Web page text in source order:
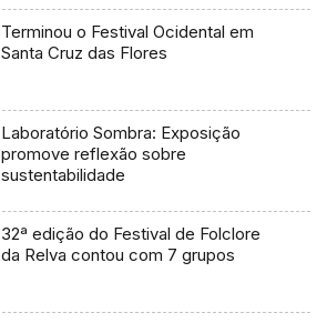
Terminou o Festival Ocidental em
Santa Cruz das Flores
Laboratório Sombra: Exposição
promove reflexão sobre
sustentabilidade
32ª edição do Festival de Folclore
da Relva contou com 7 grupos